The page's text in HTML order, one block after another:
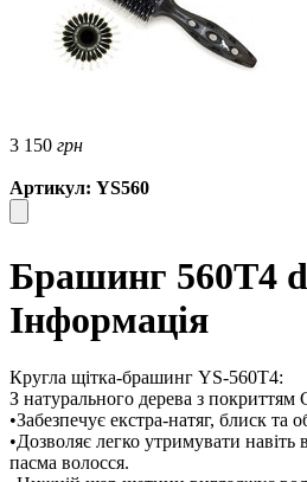
3 150 грн
Артикул: YS560
Брашинг 560T4
Інформація
Кругла щітка-брашинг YS-560T4:
З натурального дерева з покриттям
•Забезпечує екстра-натяг, блиск та
•Дозволяє легко утримувати навіть
пасма волосся.